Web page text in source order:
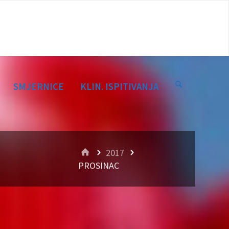
SMJERNICE KLIN. ISPITIVANJA
HOME
2017
PROSINAC